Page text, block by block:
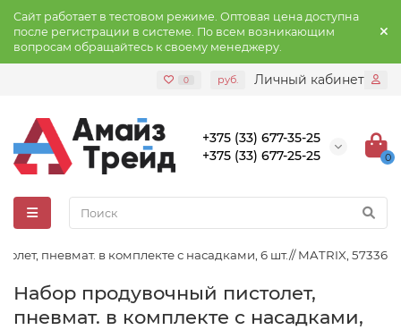
Сайт работает в тестовом режиме. Оптовая цена доступна
после регистрации в системе. По всем возникающим
вопросам обращайтесь к своему менеджеру.
0 руб. Личный кабинет
+375 (33) 677-35-25
+375 (33) 677-25-25
0
пневмат. в комплекте с насадками, 6 шт.// MATRIX, 57336
Набор продувочный пистолет,
пневмат. в комплекте с насадками,